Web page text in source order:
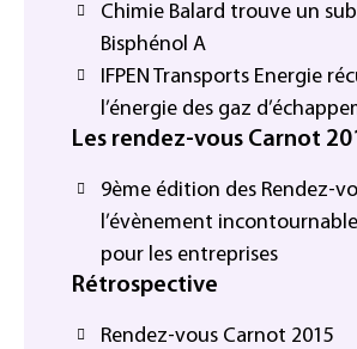
Chimie Balard trouve un
Bisphénol A
IFPEN Transports Energie
l’énergie des gaz
Les rendez-vous Carnot
9ème édition des Rendez-
l’évènement
pour les entreprises
Rétrospective
Rendez-vous Carnot 2015